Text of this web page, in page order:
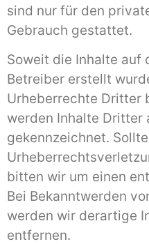
sind nur für den
Gebrauch gestattet.
Soweit die Inhalte auf
Betreiber erstellt
Urheberrechte Dritter
werden Inhalte Dritter
gekennzeichnet.
bitten wir um einen
Bei Bekanntwerden
werden wir derartige
entfernen.